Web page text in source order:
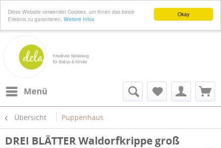
Okay
Diese Website verwendet Cookies, um Ihnen das beste
Erlebnis zu garantieren. Weitere Infos
Menü
Übersicht Puppenhaus
DREI BLÄTTER Waldorfkrippe groß